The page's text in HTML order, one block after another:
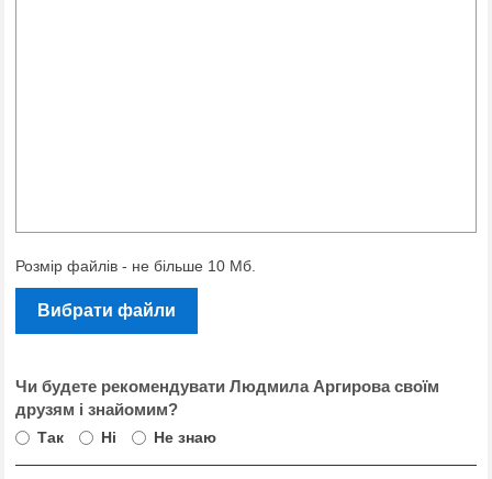
Розмір файлів - не більше 10 Мб.
Вибрати файли
Чи будете рекомендувати Людмила Аргирова своїм
друзям і знайомим?
Так Ні Не знаю